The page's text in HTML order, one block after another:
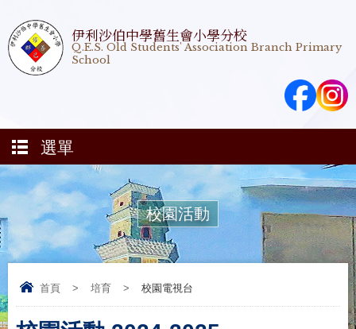
伊利沙伯中學舊生會小學分校
Q.E.S. Old Students' Association Branch Primary
School
選單
校園活動
首頁 > 培育 > 校園電視台